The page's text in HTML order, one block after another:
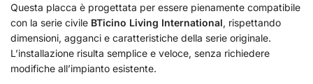
Questa placca è progettata per essere pienamente compatibile
con la serie civile BTicino Living International, rispettando
dimensioni, agganci e caratteristiche della serie originale.
L’installazione risulta semplice e veloce, senza richiedere
modifiche all’impianto esistente.